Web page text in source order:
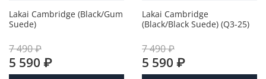
Lakai Cambridge (Black/Gum
Suede)
7 490 ₽
5 590 ₽
Lakai Cambridge
(Black/Black Suede) (Q3-25)
7 490 ₽
5 590 ₽